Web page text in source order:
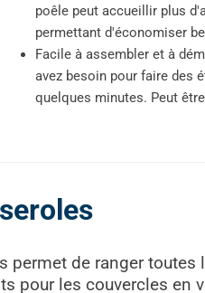
poêle peut accueillir plus
permettant d'économiser
Facile à assembler et à
avez besoin pour faire des
quelques minutes. Peut
permet de ranger
pour les couvercles